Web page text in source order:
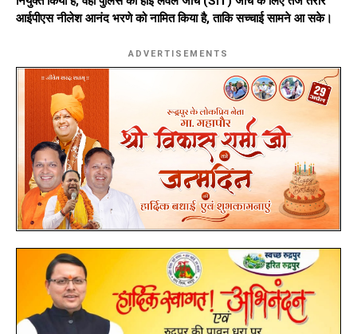
आईपीएस नीलेश आनंद भरणे को नामित किया है, ताकि सच्चाई सामने आ सके।
ADVERTISEMENTS